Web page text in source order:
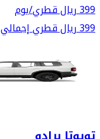
399ريال قطري/يوم
399ريال قطريإجمالي